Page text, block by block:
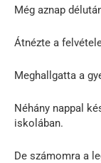
Még aznap
Átnézte a
Meghallgatta a
Néhány nappal
iskolában.
De számomra a